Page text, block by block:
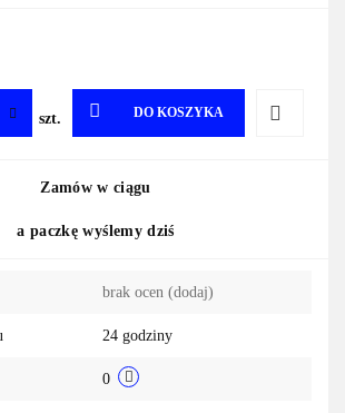
szt. DO KOSZYKA
Zamów w ciągu
a paczkę wyślemy dziś
brak ocen (dodaj)
24 godziny
0